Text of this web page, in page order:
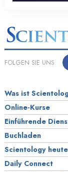
FOLGEN SIE UNS
Was ist
Online-Kurse
Einführende
Buchladen
Scientology heute
Daily Connect